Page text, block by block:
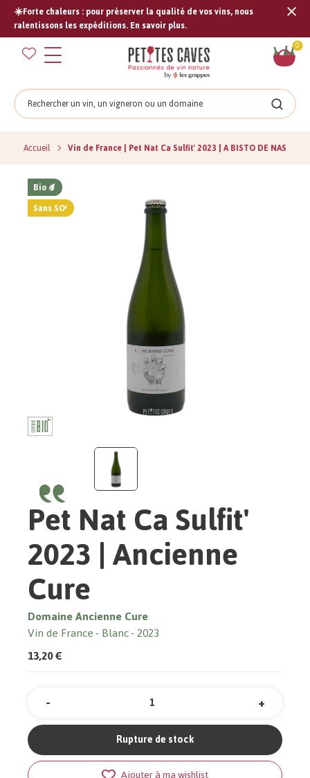
☀️Forte chaleurs : pour préserver la qualité de vos vins, nous
ralentissons les expéditions. En savoir plus.
0
Rechercher
Accueil Vin de France | Pet Nat Ca Sulfit' 2023 | A BISTO DE NAS
Bio
Sans SO²
Pet Nat Ca Sulfit'
2023 | Ancienne
Cure
Domaine Ancienne Cure
Vin de France Blanc 2023
13,20 €
Quantité +
-
Rupture de stock